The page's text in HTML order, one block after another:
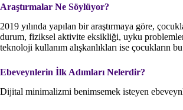
Araştırmalar Ne Söylüyor?
2019 yılında yapılan bir araştırmaya göre,
durum, fiziksel aktivite eksikliği, uyku
teknoloji kullanım alışkanlıkları ise çocukların
Ebeveynlerin İlk Adımları Nelerdir?
Dijital minimalizmi benimsemek isteyen